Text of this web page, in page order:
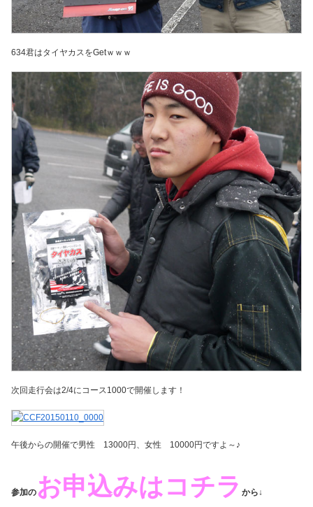
634君はタイヤカスをGetｗｗｗ
次回走行会は2/4にコース1000で開催します！
午後からの開催で男性 13000円、女性 10000円ですよ～♪
参加のお申込みはコチラ から↓